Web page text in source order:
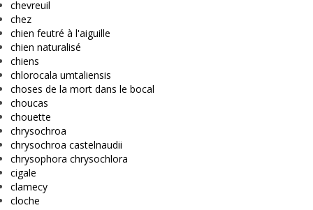
chevreuil
chez
chien feutré à l'aiguille
chien naturalisé
chiens
chlorocala umtaliensis
choses de la mort dans le bocal
choucas
chouette
chrysochroa
chrysochroa castelnaudii
chrysophora chrysochlora
cigale
clamecy
cloche